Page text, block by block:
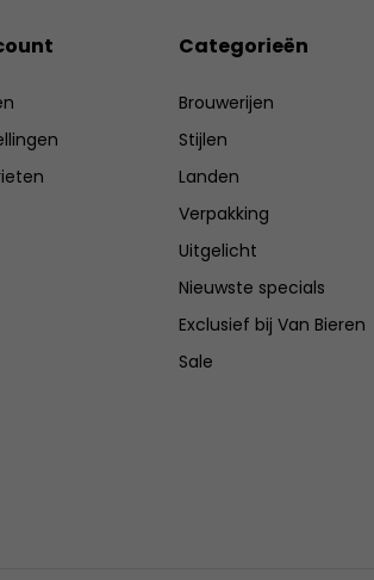
Categorieën
Brouwerijen
Stijlen
Landen
Verpakking
Uitgelicht
Nieuwste specials
Exclusief bij Van Bieren
Sale